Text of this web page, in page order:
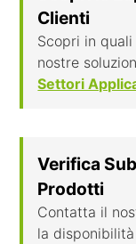
Clienti
Scopri in quali
nostre
Settori
Verifica
Prodotti
Contatta il
la